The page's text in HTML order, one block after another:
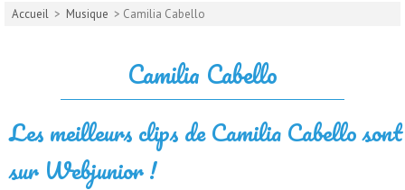
Accueil > Musique > Camilia Cabello
Camilia Cabello
Les meilleurs clips de Camilia Cabello sont
sur Webjunior !